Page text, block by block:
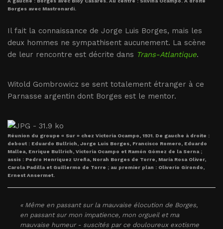
Borges avec Mastronardi.
Il fait la connaissance de Jorge Luis Borges, mais les
deux hommes ne sympathisent aucunement. La scène
de leur rencontre est décrite dans Trans-Atlantique.
Witold Gombrowicz se sent totalement étranger à ce
Parnasse argentin dont Borges est le mentor.
Réunion du groupe « Sur » chez Victoria Ocampo, 1931. De gauche à droite :
debout : Eduardo Bullrich, Jorge Luis Borges, Francisco Romero, Eduardo
Mallea, Enrique Bullrich, Victoria Ocampo et Ramón Gómez de la Serna ;
assis : Pedro Henríquez Ureña, Norah Borges de Torre, María Rosa Oliver,
Carola Padilla et Guillermo de Torre ; au premier plan : Oliverio Girondo,
Ernest Ansermet.
« Même en passant sur la mauvaise élocution de Borges,
en passant sur mon impatience, mon orgueil et ma
mauvaise humeur - suscités par ce douloureux exotisme